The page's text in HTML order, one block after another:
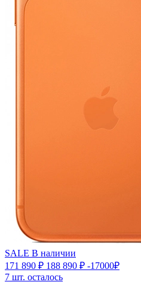
SALE В наличии
171 890 ₽ 188 890 ₽ -17000₽
7 шт. осталось